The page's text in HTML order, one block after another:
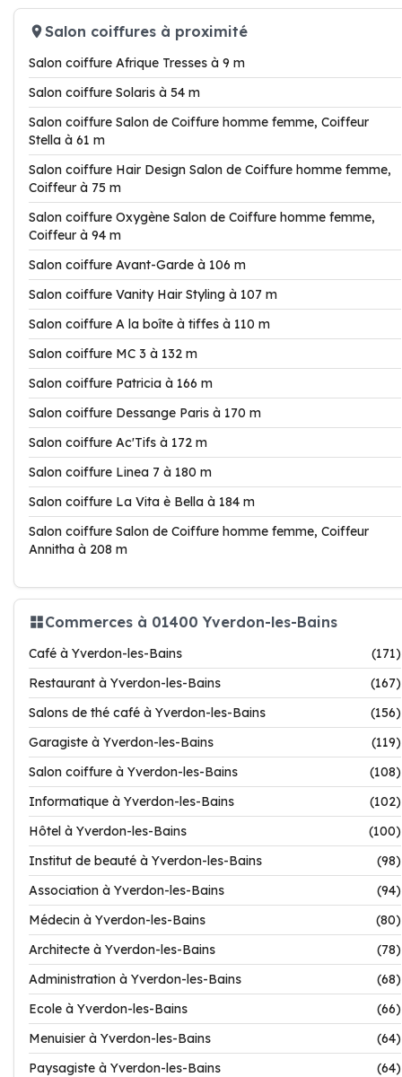
Salon coiffures à proximité
Salon coiffure Afrique Tresses à 9 m
Salon coiffure Solaris à 54 m
Salon coiffure Salon de Coiffure homme femme, Coiffeur
Stella à 61 m
Salon coiffure Hair Design Salon de Coiffure homme femme,
Coiffeur à 75 m
Salon coiffure Oxygène Salon de Coiffure homme femme,
Coiffeur à 94 m
Salon coiffure Avant-Garde à 106 m
Salon coiffure Vanity Hair Styling à 107 m
Salon coiffure A la boîte à tiffes à 110 m
Salon coiffure MC 3 à 132 m
Salon coiffure Patricia à 166 m
Salon coiffure Dessange Paris à 170 m
Salon coiffure Ac'Tifs à 172 m
Salon coiffure Linea 7 à 180 m
Salon coiffure La Vita è Bella à 184 m
Salon coiffure Salon de Coiffure homme femme, Coiffeur
Annitha à 208 m
Commerces à 01400 Yverdon-les-Bains
Café à Yverdon-les-Bains
(171)
Restaurant à Yverdon-les-Bains
(167)
Salons de thé café à Yverdon-les-Bains
(156)
Garagiste à Yverdon-les-Bains
(119)
Salon coiffure à Yverdon-les-Bains
(108)
Informatique à Yverdon-les-Bains
(102)
Hôtel à Yverdon-les-Bains
(100)
Institut de beauté à Yverdon-les-Bains
(98)
Association à Yverdon-les-Bains
(94)
Médecin à Yverdon-les-Bains
(80)
Architecte à Yverdon-les-Bains
(78)
Administration à Yverdon-les-Bains
(68)
Ecole à Yverdon-les-Bains
(66)
Menuisier à Yverdon-les-Bains
(64)
Paysagiste à Yverdon-les-Bains
(64)